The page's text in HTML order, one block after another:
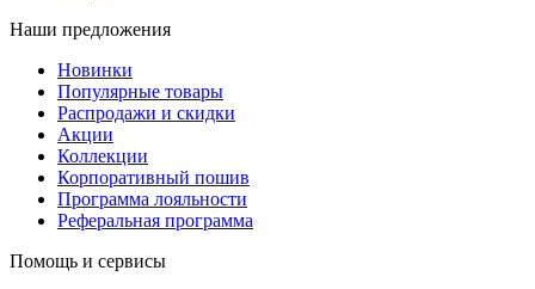
Наши предложения
Новинки
Популярные товары
Распродажи и скидки
Акции
Коллекции
Корпоративный пошив
Программа лояльности
Реферальная программа
Помощь и сервисы